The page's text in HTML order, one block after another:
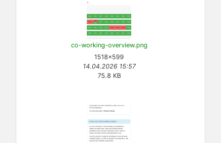
co-working-overview.png
1518×599
14.04.2026 15:57
75.8 KB